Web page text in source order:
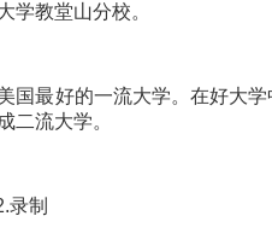
学教堂山分校。
国最好的一流大学。在好大
二流大学。
录制